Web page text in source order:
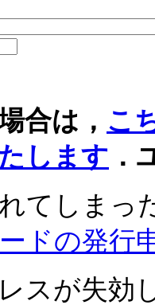
合は， こ
します ．
てしまっ
ドの発行
スが失効